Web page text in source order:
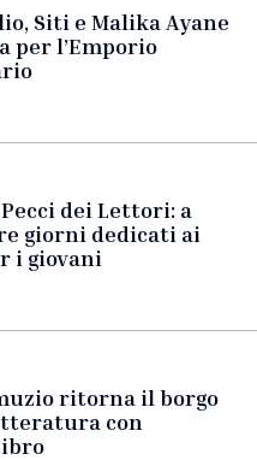
Siti e Malika Ayane
per l’Emporio
dei Lettori: a
giorni dedicati ai
i giovani
ritorna il borgo
con